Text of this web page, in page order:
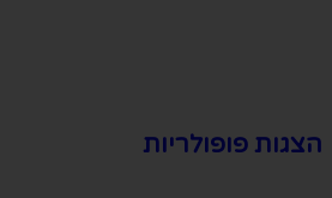
הצגות פופולריות